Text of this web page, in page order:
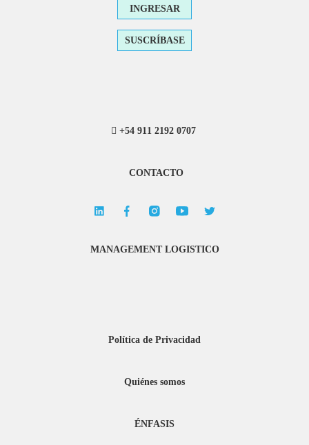
INGRESAR
SUSCRÍBASE
+54 911 2192 0707
CONTACTO
MANAGEMENT LOGISTICO
Política de Privacidad
Quiénes somos
ÉNFASIS